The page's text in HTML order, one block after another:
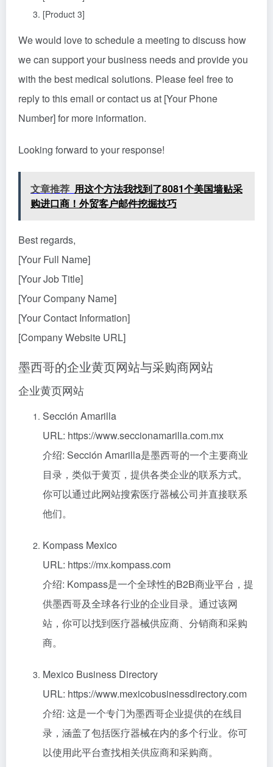
[Product 3]
We would love to schedule a meeting to discuss how
we can support your business needs and provide you
with the best medical solutions. Please feel free to
reply to this email or contact us at [Your Phone
Number] for more information.
Looking forward to your response!
文章推荐 用这个方法我找到了8081个美国墙贴采
购进口商！外贸客户邮件挖掘技巧
Best regards,
[Your Full Name]
[Your Job Title]
[Your Company Name]
[Your Contact Information]
[Company Website URL]
墨西哥的企业黄页网站与采购商网站
企业黄页网站
Sección Amarilla
URL: https://www.seccionamarilla.com.mx
介绍: Sección Amarilla是墨西哥的一个主要商业
目录，类似于黄页，提供各类企业的联系方式。
你可以通过此网站搜索医疗器械公司并直接联系
他们。
Kompass Mexico
URL: https://mx.kompass.com
介绍: Kompass是一个全球性的B2B商业平台，提
供墨西哥及全球各行业的企业目录。通过该网
站，你可以找到医疗器械供应商、分销商和采购
商。
Mexico Business Directory
URL: https://www.mexicobusinessdirectory.com
介绍: 这是一个专门为墨西哥企业提供的在线目
录，涵盖了包括医疗器械在内的多个行业。你可
以使用此平台查找相关供应商和采购商。